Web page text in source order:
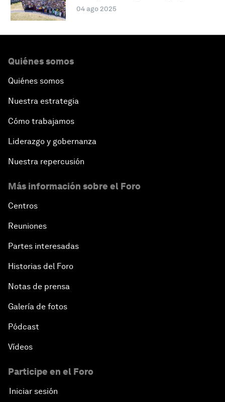
04 ago 2025
Quiénes somos
Quiénes somos
Nuestra estrategia
Cómo trabajamos
Liderazgo y gobernanza
Nuestra repercusión
Más información sobre el Foro
Centros
Reuniones
Partes interesadas
Historias del Foro
Notas de prensa
Galería de fotos
Pódcast
Vídeos
Participe en el Foro
Iniciar sesión